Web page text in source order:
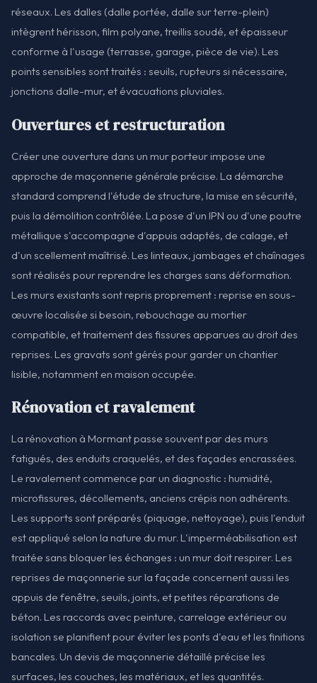
réseaux. Les dalles (dalle portée, dalle sur terre-plein)
intègrent hérisson, film polyane, treillis soudé, et épaisseur
conforme à l'usage (terrasse, garage, pièce de vie). Les
points sensibles sont traités : seuils, rupteurs si nécessaire,
jonctions dalle-mur, et évacuations pluviales.
Ouvertures et restructuration
Créer une ouverture dans un mur porteur impose une
approche de maçonnerie générale précise. La démarche
standard comprend l'étude de structure, la mise en sécurité,
puis la démolition contrôlée. La pose d'un IPN ou d'une poutre
métallique s'accompagne d'appuis adaptés, de calage, et
d'un scellement maîtrisé. Les linteaux, jambages et chaînages
sont réalisés pour reprendre les charges sans déformation.
Les murs existants sont repris proprement : reprise en sous-
œuvre localisée si besoin, rebouchage au mortier
compatible, et traitement des fissures apparues au droit des
reprises. Les gravats sont gérés pour garder un chantier
lisible, notamment en maison occupée.
Rénovation et ravalement
La rénovation à Mormant passe souvent par des murs
fatigués, des enduits craquelés, et des façades encrassées.
Le ravalement commence par un diagnostic : humidité,
microfissures, décollements, anciens crépis non adhérents.
Les supports sont préparés (piquage, nettoyage), puis l'enduit
est appliqué selon la nature du mur. L'imperméabilisation est
traitée sans bloquer les échanges : un mur doit respirer. Les
reprises de maçonnerie sur la façade concernent aussi les
appuis de fenêtre, seuils, joints, et petites réparations de
béton. Les raccords avec peinture, carrelage extérieur ou
isolation se planifient pour éviter les ponts d'eau et les finitions
bancales. Un devis de maçonnerie détaillé précise les
surfaces, les couches, les matériaux, et les quantités.